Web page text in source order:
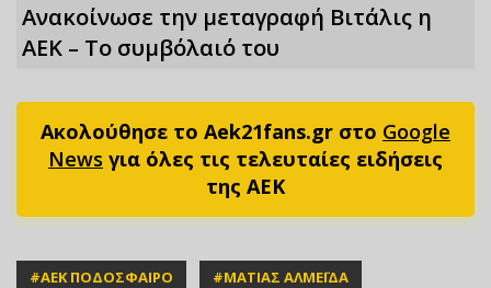
Ανακοίνωσε την μεταγραφή Βιτάλις η
ΑΕΚ – Το συμβόλαιό του
Ακολούθησε το Aek21fans.gr στο Google
News για όλες τις τελευταίες ειδήσεις
της ΑΕΚ
#ΑΕΚ ΠΟΔΟΣΦΑΙΡΟ #ΜΑΤΙΑΣ ΑΛΜΕΪΔΑ